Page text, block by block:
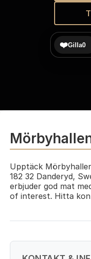
❤️Gilla0
Upptäck
182 32 Danderyd,
erbjuder god mat
of interest. Hitta